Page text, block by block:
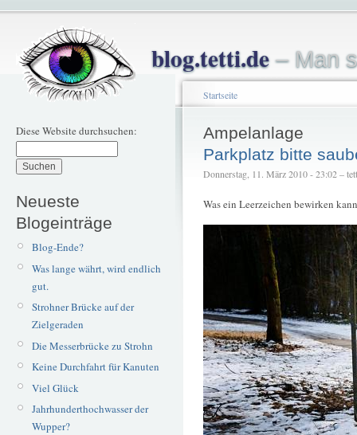
blog.tetti.de– Man
Diese Website durchsuchen:
Neueste
Blogeinträge
Blog-Ende?
Was lange währt, wird endlich
gut.
Strohner Brücke auf der
Zielgeraden
Die Messerbrücke zu Strohn
Keine Durchfahrt für Kanuten
Viel Glück
Jahrhunderthochwasser der
Wupper?
Startseite
Ampelanlage
Parkplatz bitte
Donnerstag, 11. März 2010 - 23:02 –
Was ein Leerzeichen bewirken